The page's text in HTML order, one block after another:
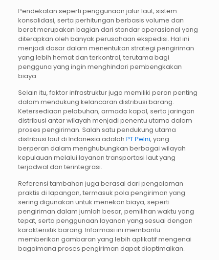
Pendekatan seperti penggunaan jalur laut, sistem
konsolidasi, serta perhitungan berbasis volume dan
berat merupakan bagian dari standar operasional yang
diterapkan oleh banyak perusahaan ekspedisi. Hal ini
menjadi dasar dalam menentukan strategi pengiriman
yang lebih hemat dan terkontrol, terutama bagi
pengguna yang ingin menghindari pembengkakan
biaya.
Selain itu, faktor infrastruktur juga memiliki peran penting
dalam mendukung kelancaran distribusi barang.
Ketersediaan pelabuhan, armada kapal, serta jaringan
distribusi antar wilayah menjadi penentu utama dalam
proses pengiriman. Salah satu pendukung utama
distribusi laut di Indonesia adalah PT Pelni, yang
berperan dalam menghubungkan berbagai wilayah
kepulauan melalui layanan transportasi laut yang
terjadwal dan terintegrasi.
Referensi tambahan juga berasal dari pengalaman
praktis di lapangan, termasuk pola pengiriman yang
sering digunakan untuk menekan biaya, seperti
pengiriman dalam jumlah besar, pemilihan waktu yang
tepat, serta penggunaan layanan yang sesuai dengan
karakteristik barang. Informasi ini membantu
memberikan gambaran yang lebih aplikatif mengenai
bagaimana proses pengiriman dapat dioptimalkan.